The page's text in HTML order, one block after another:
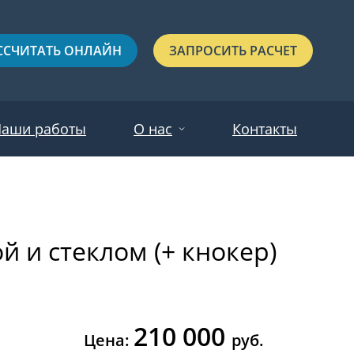
ОНЛАЙН ЗАПРОСИТЬ РАСЧЕТ
С выдавленным рисунком
работы О нас Контакты
и стеклом (+ кнокер)
Цена: 210 000 руб.